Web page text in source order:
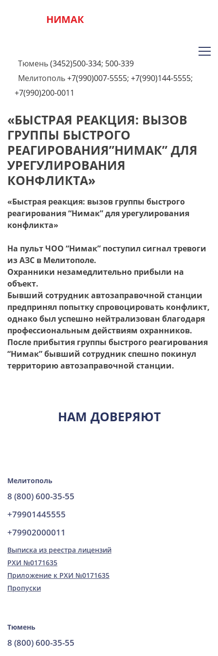
НИМАК
Тюмень(3452)500-334; 500-339
Мелитополь+7(990)007-5555; +7(990)144-5555;
+7(990)200-0011
«БЫСТРАЯ РЕАКЦИЯ: ВЫЗОВ
ГРУППЫ БЫСТРОГО
РЕАГИРОВАНИЯ”НИМАК” ДЛЯ
УРЕГУЛИРОВАНИЯ
КОНФЛИКТА»
«Быстрая реакция: вызов группы быстрого
реагирования “Нимак” для урегулирования
конфликта»
На пульт ЧОО “Нимак” поступил сигнал тревоги
из АЗС в Мелитополе.
Охранники незамедлительно прибыли на
объект.
Бывший сотрудник автозаправочной станции
предпринял попытку спровоцировать конфликт,
однако был успешно нейтрализован благодаря
профессиональным действиям охранников.
После прибытия группы быстрого реагирования
“Нимак” бывший сотрудник спешно покинул
территорию автозаправочной станции.
НАМ ДОВЕРЯЮТ
Мелитополь
8 (800) 600-35-55
+79901445555
+79902000011
Выписка из реестра лицензий
РХИ №0171635
Приложение к РХИ №0171635
Пропуски
Тюмень
8 (800) 600-35-55